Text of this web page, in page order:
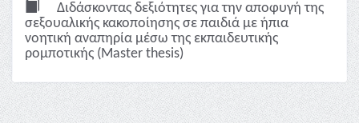
Διδάσκοντας δεξιότητες για την αποφυγή της
σεξουαλικής κακοποίησης σε παιδιά με ήπια
νοητική αναπηρία μέσω της εκπαιδευτικής
ρομποτικής (Master thesis)